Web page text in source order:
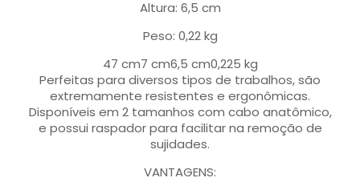
Altura: 6,5 cm
Peso: 0,22 kg
47 cm7 cm6,5 cm0,225 kg
Perfeitas para diversos tipos de trabalhos, são
extremamente resistentes e ergonômicas.
Disponíveis em 2 tamanhos com cabo anatômico,
e possui raspador para facilitar na remoção de
sujidades.
VANTAGENS: